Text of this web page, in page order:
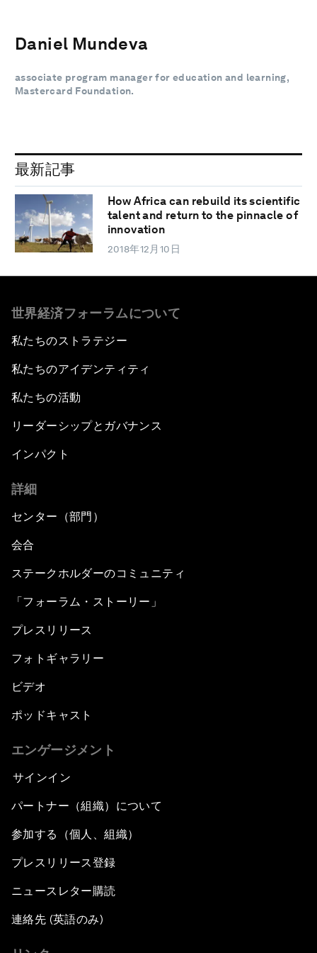
Daniel Mundeva
associate program manager for education and learning,
Mastercard Foundation.
最新記事
How Africa can rebuild its scientific
talent and return to the pinnacle of
innovation
2018年12月10日
世界経済フォーラムについて
私たちのストラテジー
私たちのアイデンティティ
私たちの活動
リーダーシップとガバナンス
インパクト
詳細
センター（部門）
会合
ステークホルダーのコミュニティ
「フォーラム・ストーリー」
プレスリリース
フォトギャラリー
ビデオ
ポッドキャスト
エンゲージメント
サインイン
パートナー（組織）について
参加する（個人、組織）
プレスリリース登録
ニュースレター購読
連絡先 (英語のみ)